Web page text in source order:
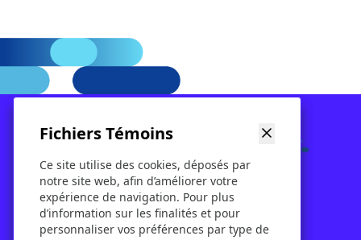
Nos services
À propos
Location
Contact
Billetterie
Blog
Fichiers Témoins
Ce site utilise des cookies, déposés par
notre site web, afin d’améliorer votre
expérience de navigation. Pour plus
d’information sur les finalités et pour
personnaliser vos préférences par type de